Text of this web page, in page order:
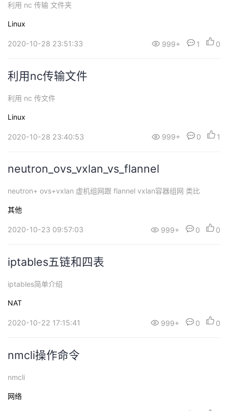
利用 nc 传输 文件夹
Linux
2020-10-28 23:51:33 999+ 1 0
利用nc传输文件
利用 nc 传文件
Linux
2020-10-28 23:40:53 999+ 0 1
neutron_ovs_vxlan_vs_flannel
neutron+ ovs+vxlan 虚机组网跟 flannel vxlan容器组网 类比
其他
2020-10-23 09:57:03 999+ 0 0
iptables五链和四表
iptables简单介绍
NAT
2020-10-22 17:15:41 999+ 0 0
nmcli操作命令
nmcli
网络